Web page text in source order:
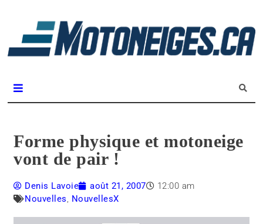
Forme physique et motoneige
vont de pair !
Denis Lavoie août 21, 2007
12:00 am
Nouvelles, NouvellesX